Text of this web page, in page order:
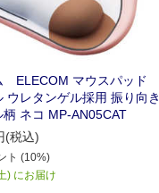
ELECOM マウスパッド
ウレタンゲル採用 振り向き
柄 ネコ MP-AN05CAT
(税込)
ト (10%)
) にお届け